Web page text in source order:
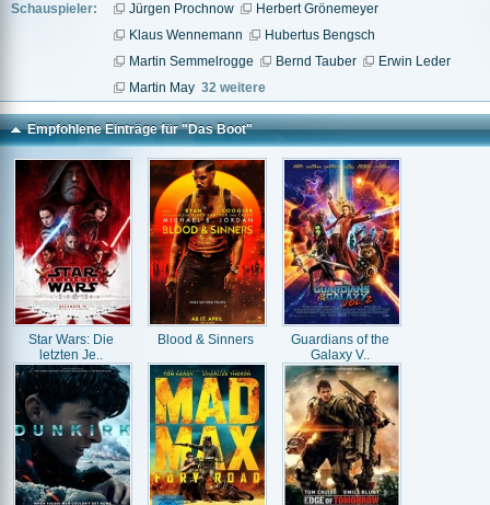
Schauspieler:
Jürgen Prochnow
Herbert Grönemeyer
Klaus Wennemann
Hubertus Bengsch
Martin Semmelrogge
Bernd Tauber
Erwin Leder
Martin May 32 weitere
Empfohlene Einträge für "Das Boot"
Star Wars: Die
letzten Je..
Blood & Sinners
Guardians of the
Galaxy V..